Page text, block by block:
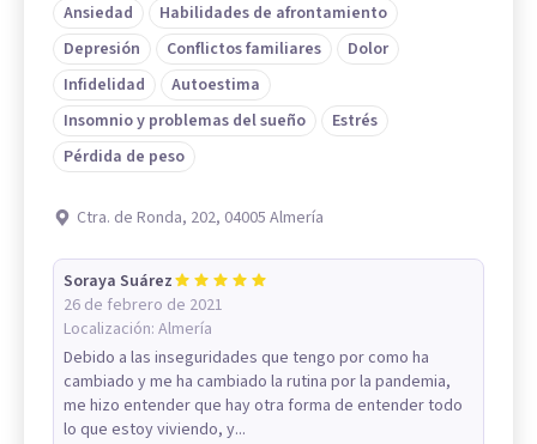
Ansiedad
Habilidades de afrontamiento
Depresión
Conflictos familiares
Dolor
Infidelidad
Autoestima
Insomnio y problemas del sueño
Estrés
Pérdida de peso
Ctra. de Ronda, 202, 04005 Almería
Soraya Suárez
26 de febrero de 2021
Localización: Almería
Debido a las inseguridades que tengo por como ha
cambiado y me ha cambiado la rutina por la pandemia,
me hizo entender que hay otra forma de entender todo
lo que estoy viviendo, y...